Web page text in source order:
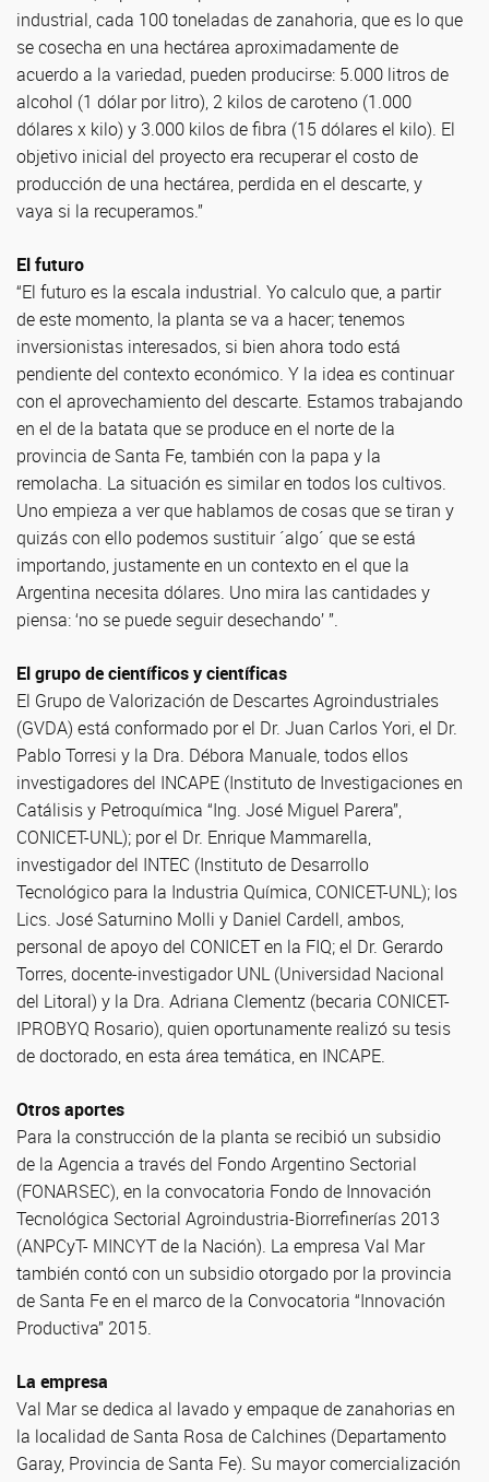
industrial, cada 100 toneladas de zanahoria, que es lo que
se cosecha en una hectárea aproximadamente de
acuerdo a la variedad, pueden producirse: 5.000 litros de
alcohol (1 dólar por litro), 2 kilos de caroteno (1.000
dólares x kilo) y 3.000 kilos de fibra (15 dólares el kilo). El
objetivo inicial del proyecto era recuperar el costo de
producción de una hectárea, perdida en el descarte, y
vaya si la recuperamos.”
El futuro
“El futuro es la escala industrial. Yo calculo que, a partir
de este momento, la planta se va a hacer; tenemos
inversionistas interesados, si bien ahora todo está
pendiente del contexto económico. Y la idea es continuar
con el aprovechamiento del descarte. Estamos trabajando
en el de la batata que se produce en el norte de la
provincia de Santa Fe, también con la papa y la
remolacha. La situación es similar en todos los cultivos.
Uno empieza a ver que hablamos de cosas que se tiran y
quizás con ello podemos sustituir ´algo´ que se está
importando, justamente en un contexto en el que la
Argentina necesita dólares. Uno mira las cantidades y
piensa: ‘no se puede seguir desechando’ ”.
El grupo de científicos y científicas
El Grupo de Valorización de Descartes Agroindustriales
(GVDA) está conformado por el Dr. Juan Carlos Yori, el Dr.
Pablo Torresi y la Dra. Débora Manuale, todos ellos
investigadores del INCAPE (Instituto de Investigaciones en
Catálisis y Petroquímica “Ing. José Miguel Parera”,
CONICET-UNL); por el Dr. Enrique Mammarella,
investigador del INTEC (Instituto de Desarrollo
Tecnológico para la Industria Química, CONICET-UNL); los
Lics. José Saturnino Molli y Daniel Cardell, ambos,
personal de apoyo del CONICET en la FIQ; el Dr. Gerardo
Torres, docente-investigador UNL (Universidad Nacional
del Litoral) y la Dra. Adriana Clementz (becaria CONICET-
IPROBYQ Rosario), quien oportunamente realizó su tesis
de doctorado, en esta área temática, en INCAPE.
Otros aportes
Para la construcción de la planta se recibió un subsidio
de la Agencia a través del Fondo Argentino Sectorial
(FONARSEC), en la convocatoria Fondo de Innovación
Tecnológica Sectorial Agroindustria-Biorrefinerías 2013
(ANPCyT- MINCYT de la Nación). La empresa Val Mar
también contó con un subsidio otorgado por la provincia
de Santa Fe en el marco de la Convocatoria “Innovación
Productiva” 2015.
La empresa
Val Mar se dedica al lavado y empaque de zanahorias en
la localidad de Santa Rosa de Calchines (Departamento
Garay, Provincia de Santa Fe). Su mayor comercialización